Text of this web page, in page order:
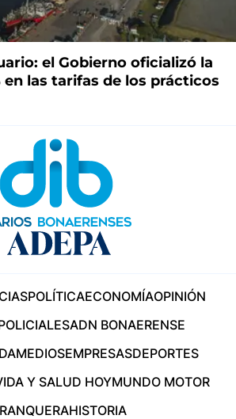
el Gobierno oficializó la
en las tarifas de los prácticos
POLÍTICAECONOMÍAOPINIÓN
ADN BONAERENSE
MEDIOSEMPRESASDEPORTES
Y SALUD HOYMUNDO MOTOR
HISTORIA